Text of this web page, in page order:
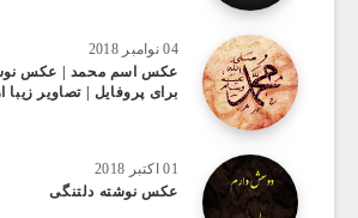
04 نوامبر 2018
عکس اسم محمد | عکس
برای پروفایل | تصاویر
01 اکتبر 2018
عکس نوشته دلتنگی